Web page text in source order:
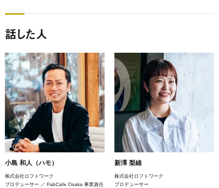
話した人
小島 和人（ハモ）
株式会社ロフトワーク
プロデューサー ／ FabCafe Osaka 事業責任
新澤 梨緒
株式会社ロフトワーク
プロデューサー